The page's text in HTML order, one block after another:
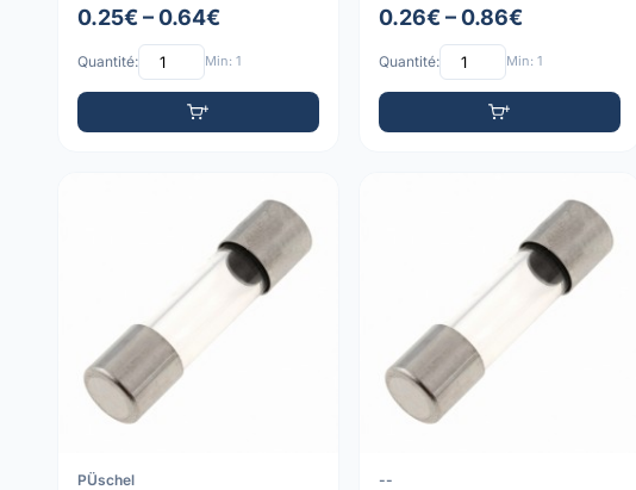
0.25€ – 0.64€
Quantité: Min: 1
0.26€ – 0.86€
Quantité: Min: 1
PÜschel --